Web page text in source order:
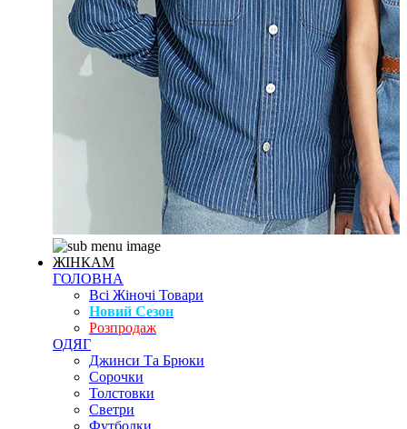
ЖІНКАМ
ГОЛОВНА
Всі Жіночі Товари
Новий Сезон
Розпродаж
ОДЯГ
Джинси Та Брюки
Сорочки
Толстовки
Светри
Футболки